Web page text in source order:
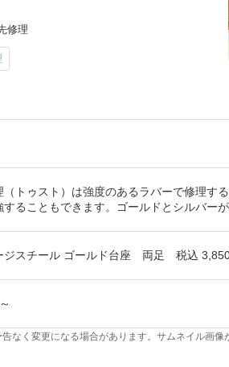
修理
（トゥスト）は強度のあるラバーで修理す
ることもできます。ゴールドとシルバーが
ジスチール ゴールド台座 両足 税込
なく変更になる場合があります。サムネイル画